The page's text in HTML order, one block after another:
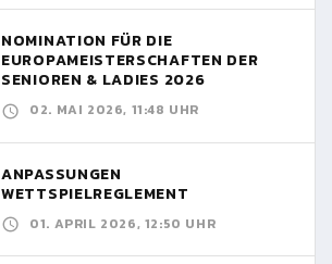
NOMINATION FÜR DIE
EUROPAMEISTERSCHAFTEN DER
SENIOREN & LADIES 2026
02. MAI 2026, 11:48 UHR
ANPASSUNGEN
WETTSPIELREGLEMENT
01. APRIL 2026, 12:50 UHR